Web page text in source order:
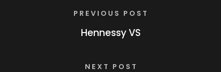
PREVIOUS POST
Hennessy VS
NEXT POST